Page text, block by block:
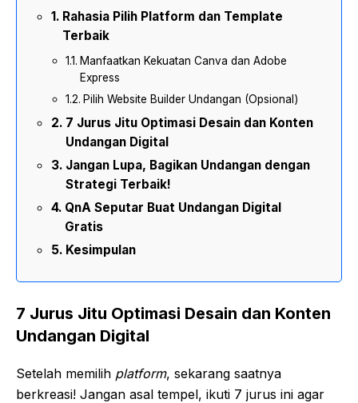
Rahasia Pilih Platform dan Template
Terbaik
Manfaatkan Kekuatan Canva dan Adobe
Express
Pilih Website Builder Undangan (Opsional)
7 Jurus Jitu Optimasi Desain dan Konten
Undangan Digital
Jangan Lupa, Bagikan Undangan dengan
Strategi Terbaik!
QnA Seputar Buat Undangan Digital
Gratis
Kesimpulan
7 Jurus Jitu Optimasi Desain dan Konten
Undangan Digital
Setelah memilih platform, sekarang saatnya
berkreasi! Jangan asal tempel, ikuti 7 jurus ini agar